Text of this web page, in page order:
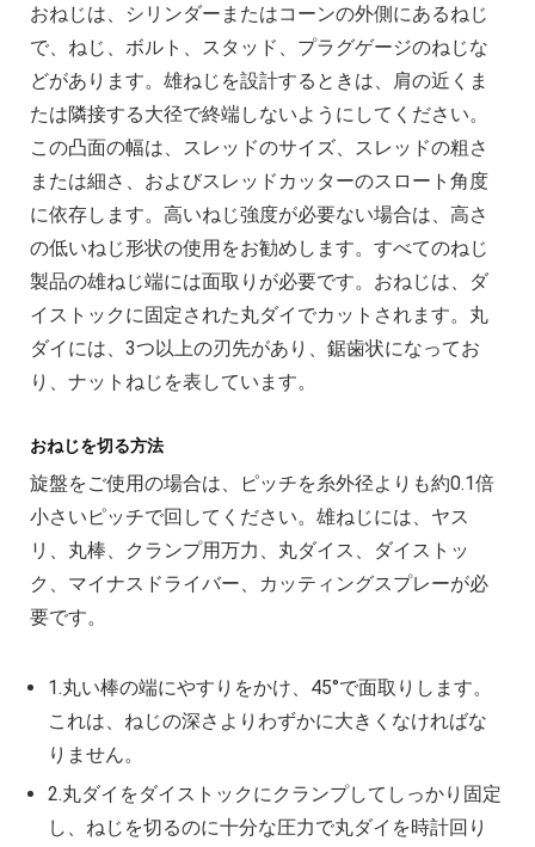
おねじは、シリンダーまたはコーンの外側にあるねじ
で、ねじ、ボルト、スタッド、プラグゲージのねじな
どがあります。雄ねじを設計するときは、肩の近くま
たは隣接する大径で終端しないようにしてください。
この凸面の幅は、スレッドのサイズ、スレッドの粗さ
または細さ、およびスレッドカッターのスロート角度
に依存します。高いねじ強度が必要ない場合は、高さ
の低いねじ形状の使用をお勧めします。すべてのねじ
製品の雄ねじ端には面取りが必要です。おねじは、ダ
イストックに固定された丸ダイでカットされます。丸
ダイには、3つ以上の刃先があり、鋸歯状になってお
り、ナットねじを表しています。
おねじを切る方法
旋盤をご使用の場合は、ピッチを糸外径よりも約0.1倍
小さいピッチで回してください。雄ねじには、ヤス
リ、丸棒、クランプ用万力、丸ダイス、ダイストッ
ク、マイナスドライバー、カッティングスプレーが必
要です。
1.丸い棒の端にやすりをかけ、45°で面取りします。
これは、ねじの深さよりわずかに大きくなければな
りません。
2.丸ダイをダイストックにクランプしてしっかり固定
し、ねじを切るのに十分な圧力で丸ダイを時計回り